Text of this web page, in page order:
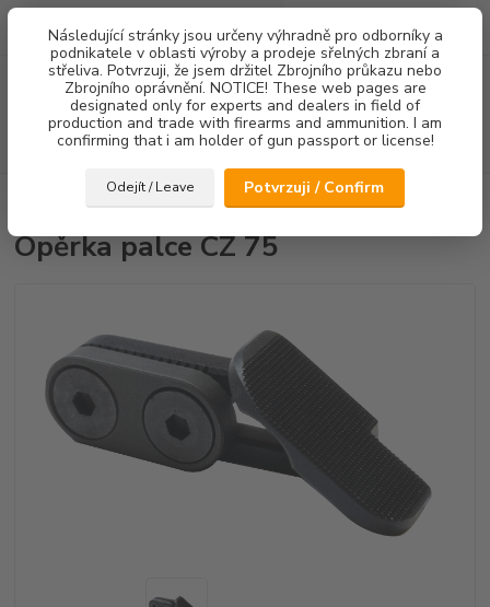
Následující stránky jsou určeny výhradně pro odborníky a
podnikatele v oblasti výroby a prodeje sřelných zbraní a
střeliva. Potvrzuji, že jsem držitel Zbrojního průkazu nebo
Zbrojního oprávnění. NOTICE! These web pages are
designated only for experts and dealers in field of
production and trade with firearms and ammunition. I am
confirming that i am holder of gun passport or license!
Odejít / Leave Potvrzuji / Confirm
Menu
Hledat
za0,00 Kč
Ostatní doplňky Opěrka palce CZ 75
Opěrka palce CZ 75